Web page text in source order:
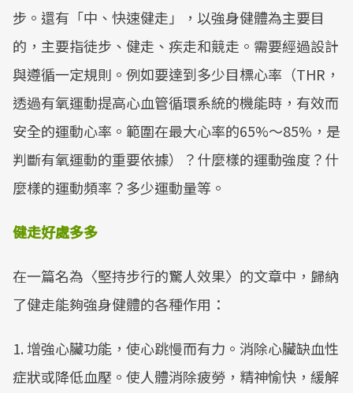
步。還有「中、快速健走」，以強身健體為主要目
的，主要指徒步、健走、疾走和競走。需要經過設計
與遵循一定規則。例如要達到多少目標心率（THR，
透過有氧運動提高心血管循環系統的機能時，有效而
安全的運動心率。範圍在最大心率的65%～85%，是
判斷有氧運動的重要依據）？什麼樣的運動強度？什
麼樣的運動頻率？多少運動量等。
健走好處多多
在一篇名為〈堅持步行的驚人效果〉的文章中，歸納
了健走能夠強身健體的各種作用：
1. 增強心臟功能，使心跳慢而有力。消除心臟缺血性
症狀或降低血壓。使人體消除疲勞，精神愉快，緩解